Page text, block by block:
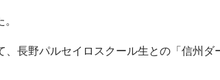
長野パルセイロスクール生との「信州ダ